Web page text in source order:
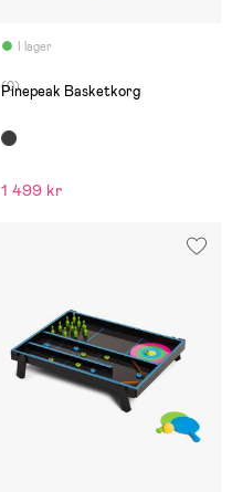
I lager
(0)
Pinepeak Basketkorg
1 499 kr